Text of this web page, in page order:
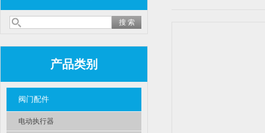
产品类别
阀门配件
电动执行器